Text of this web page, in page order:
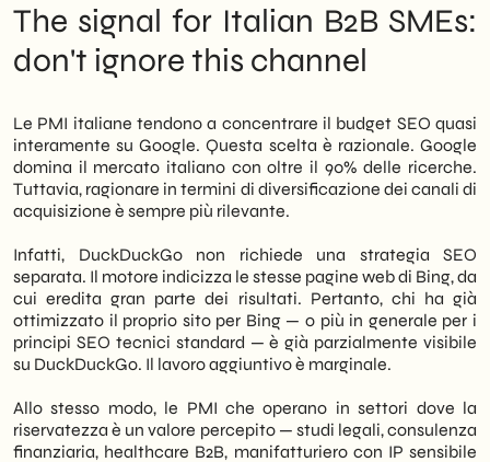
The signal for Italian B2B SMEs:
don't ignore this channel
Le PMI italiane tendono a concentrare il budget SEO quasi
interamente su Google. Questa scelta è razionale. Google
domina il mercato italiano con oltre il 90% delle ricerche.
Tuttavia, ragionare in termini di diversificazione dei canali di
acquisizione è sempre più rilevante.
Infatti, DuckDuckGo non richiede una strategia SEO
separata. Il motore indicizza le stesse pagine web di Bing, da
cui eredita gran parte dei risultati. Pertanto, chi ha già
ottimizzato il proprio sito per Bing — o più in generale per i
principi SEO tecnici standard — è già parzialmente visibile
su DuckDuckGo. Il lavoro aggiuntivo è marginale.
Allo stesso modo, le PMI che operano in settori dove la
riservatezza è un valore percepito — studi legali, consulenza
finanziaria, healthcare B2B, manifatturiero con IP sensibile